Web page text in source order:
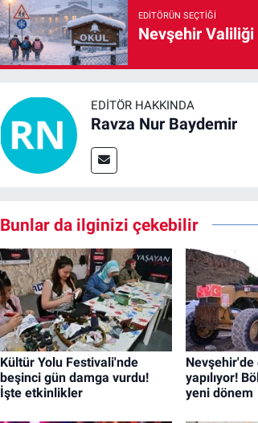
EDITÖRÜN SEÇTIĞI
Nevşehir Valiliği
EDITÖR HAKKINDA
Ravza Nur Baydemir
Bunlar da ilginizi çekebilir
Kültür Yolu Festivali'nde
beşinci gün damga vurdu!
İşte etkinlikler
yapılıyor!
yeni dönem